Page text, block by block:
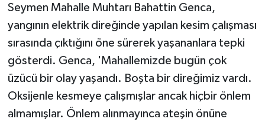
Seymen Mahalle Muhtarı Bahattin Genca,
yangının elektrik direğinde yapılan kesim çalışması
sırasında çıktığını öne sürerek yaşananlara tepki
gösterdi. Genca, 'Mahallemizde bugün çok
üzücü bir olay yaşandı. Boşta bir direğimiz vardı.
Oksijenle kesmeye çalışmışlar ancak hiçbir önlem
almamışlar. Önlem alınmayınca ateşin önüne